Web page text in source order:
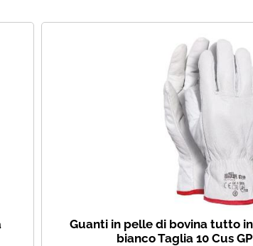
Guanti in pelle di bovina tutto
bianco Taglia 10 Cus